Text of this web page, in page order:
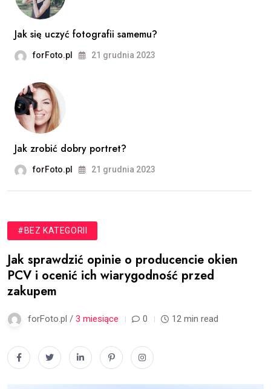
Jak się uczyć fotografii samemu?
forFoto.pl 21 grudnia 2023
Jak zrobić dobry portret?
forFoto.pl 21 grudnia 2023
#BEZ KATEGORII
Jak sprawdzić opinie o producencie okien
PCV i ocenić ich wiarygodność przed
zakupem
forFoto.pl / 3 miesiące 0 12 min read